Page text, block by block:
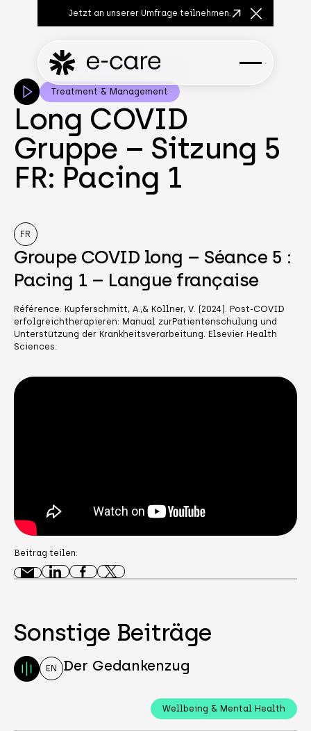
Jetzt an unserer Umfrage teilnehmen.
Close
Treatment & Management
Long COVID
Gruppe – Sitzung 5
FR: Pacing 1
FR
Groupe COVID long – Séance 5 :
Pacing 1 – Langue française
Référence: Kupferschmitt, A.,& Köllner, V. (2024). Post-COVID
erfolgreichtherapieren: Manual zurPatientenschulung und
Unterstützung der Krankheitsverarbeitung. Elsevier Health
Sciences.
Beitrag teilen:
Sonstige Beiträge
EN Der Gedankenzug
Wellbeing & Mental Health